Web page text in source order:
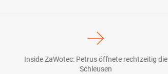
Inside ZaWotec: Petrus öffnete rechtzeitig die
Schleusen